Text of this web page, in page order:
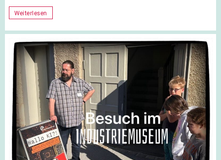
Erster
Schülercafé
Weiterlesen